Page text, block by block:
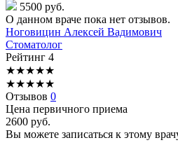
5500 руб.
О данном враче пока нет отзывов.
Ноговицин Алексей Вадимович
Стоматолог
Рейтинг 4
★★★★★
★★★★★
Отзывов 0
Цена первичного приема
2600 руб.
Вы можете записаться к этому